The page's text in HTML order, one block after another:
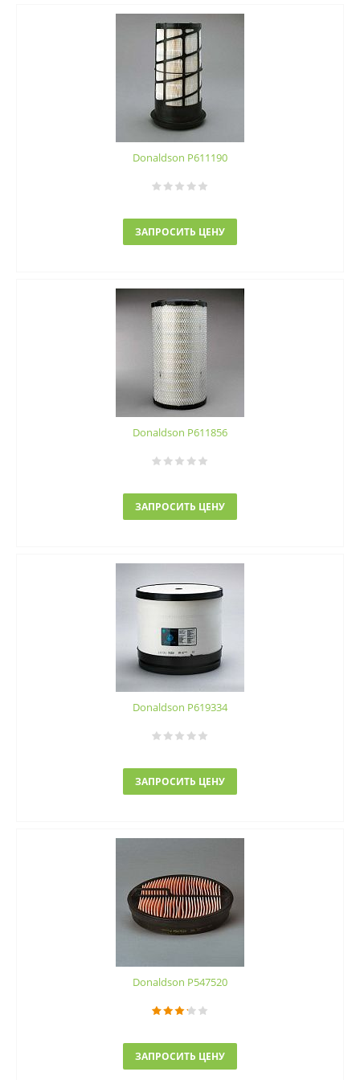
Donaldson P611190
ЗАПРОСИТЬ ЦЕНУ
Donaldson P611856
ЗАПРОСИТЬ ЦЕНУ
Donaldson P619334
ЗАПРОСИТЬ ЦЕНУ
Donaldson P547520
ЗАПРОСИТЬ ЦЕНУ